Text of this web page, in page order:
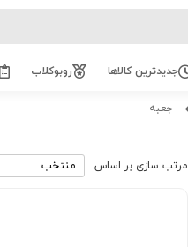
جدیدترین کالاها روبوکلاب
جعبه
مرتب سازی بر اساس